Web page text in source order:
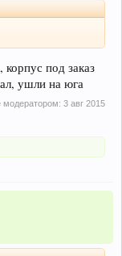
под заказ
ушли на юга
модератором: 3 авг 2015